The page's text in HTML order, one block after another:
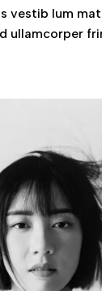
vestib lum
ullamcorper